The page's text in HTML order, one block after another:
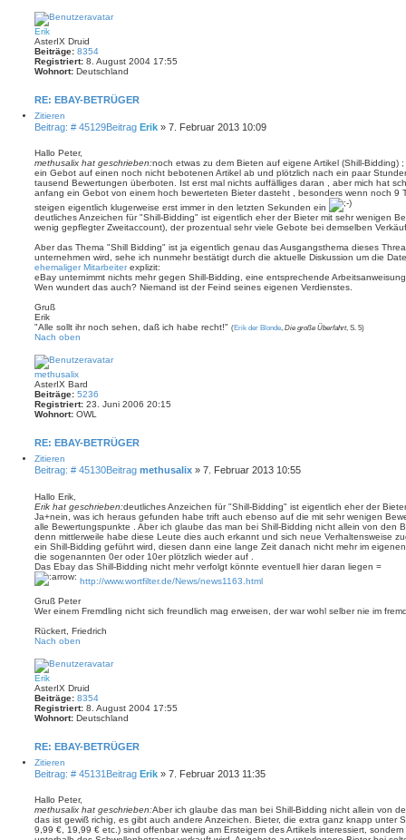
Erik
AsterIX Druid
Beiträge: 8354
Registriert: 8. August 2004 17:55
Wohnort: Deutschland
RE: EBAY-BETRÜGER
Zitieren
Beitrag: # 45129Beitrag Erik » 7. Februar 2013 10:09
Hallo Peter,
methusalix hat geschrieben:noch etwas zu dem Bieten auf eigene Artikel (Shill-Bidding)
ein Gebot auf einen noch nicht bebotenen Artikel ab und plötzlich nach ein paar
tausend Bewertungen überboten. Ist erst mal nichts auffälliges daran , aber mich hat
anfang ein Gebot von einem hoch bewerteten Bieter dasteht , besonders wenn noch 9
steigen eigentlich klugerweise erst immer in den letzten Sekunden ein
deutliches Anzeichen für "Shill-Bidding" ist eigentlich eher der Bieter mit sehr wenigen
wenig gepflegter Zweitaccount), der prozentual sehr viele Gebote bei demselben
Aber das Thema "Shill Bidding" ist ja eigentlich genau das Ausgangsthema dieses
unternehmen wird, sehe ich nunmehr bestätigt durch die aktuelle Diskussion um die
ehemaliger Mitarbeiterexplizit:
eBay unternimmt nichts mehr gegen Shill-Bidding, eine entsprechende
Wen wundert das auch? Niemand ist der Feind seines eigenen Verdienstes.
Gruß
Erik
"Alle sollt ihr noch sehen, daß ich habe recht!" (Erik der Blonde, Die große Überfahrt, S. 5)
Nach oben
methusalix
AsterIX Bard
Beiträge: 5236
Registriert: 23. Juni 2006 20:15
Wohnort: OWL
RE: EBAY-BETRÜGER
Zitieren
Beitrag: # 45130Beitrag methusalix » 7. Februar 2013 10:55
Hallo Erik,
Erik hat geschrieben:deutliches Anzeichen für "Shill-Bidding" ist eigentlich eher der
Ja+nein, was ich heraus gefunden habe trift auch ebenso auf die mit sehr wenigen
alle Bewertungspunkte . Aber ich glaube das man bei Shill-Bidding nicht allein von den
denn mittlerweile habe diese Leute dies auch erkannt und sich neue Verhaltensweise
ein Shill-Bidding geführt wird, diesen dann eine lange Zeit danach nicht mehr im
die sogenannten 0er oder 10er plötzlich wieder auf .
Das Ebay das Shill-Bidding nicht mehr verfolgt könnte eventuell hier daran liegen =
http://www.wortfilter.de/News/news1163.html
Gruß Peter
Wer einem Fremdling nicht sich freundlich mag erweisen, der war wohl selber nie im
Rückert, Friedrich
Nach oben
Erik
AsterIX Druid
Beiträge: 8354
Registriert: 8. August 2004 17:55
Wohnort: Deutschland
RE: EBAY-BETRÜGER
Zitieren
Beitrag: # 45131 Beitrag Erik » 7. Februar 2013 11:35
Hallo Peter,
methusalix hat geschrieben:Aber ich glaube das man bei Shill-Bidding nicht allein von
das ist gewiß richig, es gibt auch andere Anzeichen. Bieter, die extra ganz knapp unter
9,99 €, 19,99 € etc.) sind offenbar wenig am Ersteigern des Artikels interessiert,